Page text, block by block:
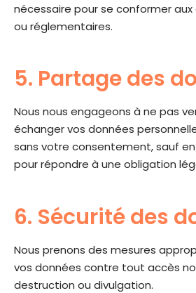
nécessaire pour se conformer
ou réglementaires.
5. Partage des
Nous nous engageons à ne pas
échanger vos données
sans votre consentement, sauf
pour répondre à une obligation
6. Sécurité des
Nous prenons des mesures
vos données contre tout accès
destruction ou divulgation.